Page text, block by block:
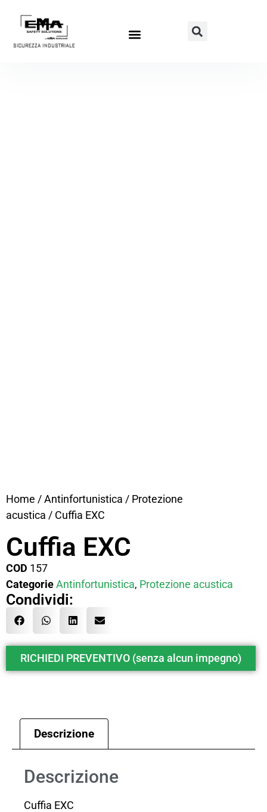
Home /Antinfortunistica / Protezione
acustica / Cuffia EXC
Cuffia EXC
COD 157
CategorieAntinfortunistica, Protezione acustica
Condividi:
RICHIEDI PREVENTIVO (senza alcun impegno)
Descrizione
Descrizione
Cuffia EXC